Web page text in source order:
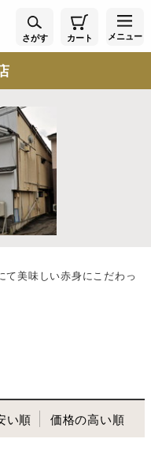
さがす カート メニュー
て美味しい赤身にこだわっ
い順 価格の高い順